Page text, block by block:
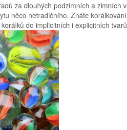
za dlouhých podzimních a zimních
něco netradičního. Znáte
do implicitních i explicitních